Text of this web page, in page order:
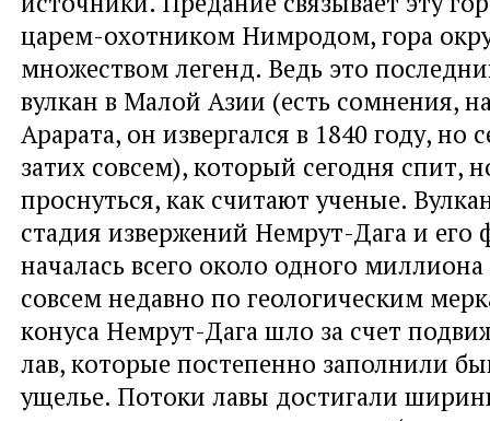
царем-охотником Нимродом, гора
множеством легенд. Ведь это
вулкан в Малой Азии (есть сомнения,
Арарата, он извергался в 1840 году, но
затих совсем), который сегодня спит,
проснуться, как считают ученые.
стадия извержений Немрут-Дага и его
началась всего около одного
совсем недавно по геологическим
конуса Немрут-Дага шло за счет
лав, которые постепенно заполнили
ущелье. Потоки лавы достигали